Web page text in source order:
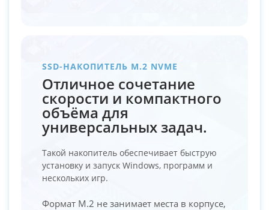
SSD-НАКОПИТЕЛЬ M.2 NVME
Отличное сочетание
скорости и компактного
объёма для
универсальных задач.
Такой накопитель обеспечивает быструю
установку и запуск Windows, программ и
нескольких игр.
Формат M.2 не занимает места в корпусе,